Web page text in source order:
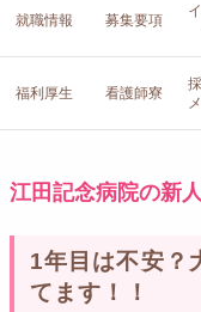
就職情報 募集要項
福利厚生 看護師寮
江田記念病院の新
1年目は不安？
てます！！